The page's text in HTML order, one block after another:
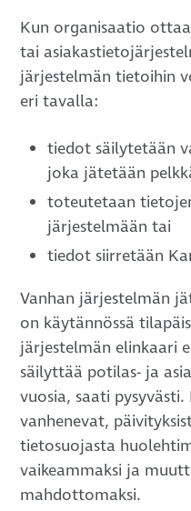
Kun organisaatio
tai
järjestelmän tietoihin
eri tavalla:
tiedot säilytetään
joka jätetään
toteutetaan
järjestelmään tai
tiedot siirretään
Vanhan järjestelmän
on käytännössä
järjestelmän elinkaari
säilyttää potilas- ja
vuosia, saati
vanhenevat,
tietosuojasta
vaikeammaksi ja
mahdottomaksi.